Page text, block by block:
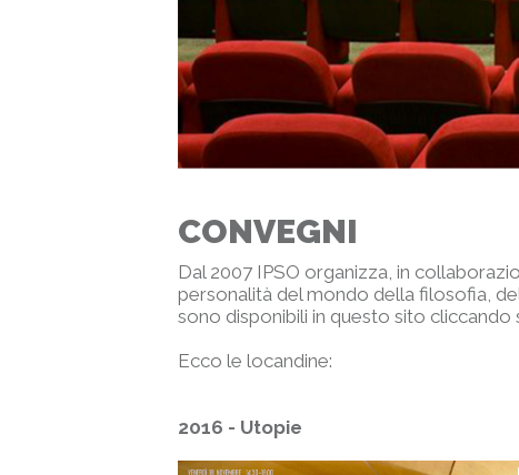
CONVEGNI
Dal 2007 IPSO organizza, in
personalità del mondo della filosofia,
sono disponibili in questo sito cliccando
Ecco le locandine:
2016 - Utopie